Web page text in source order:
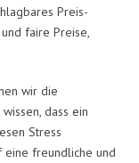
Preis-
faire Preise,
wir die
dass ein
Stress
eine freundliche und